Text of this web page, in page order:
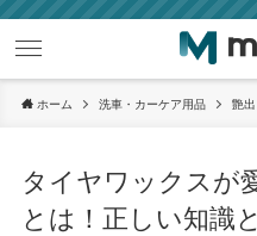
ホーム 洗車・カーケア用品 艶
タイヤワックスが
とは！正しい知識